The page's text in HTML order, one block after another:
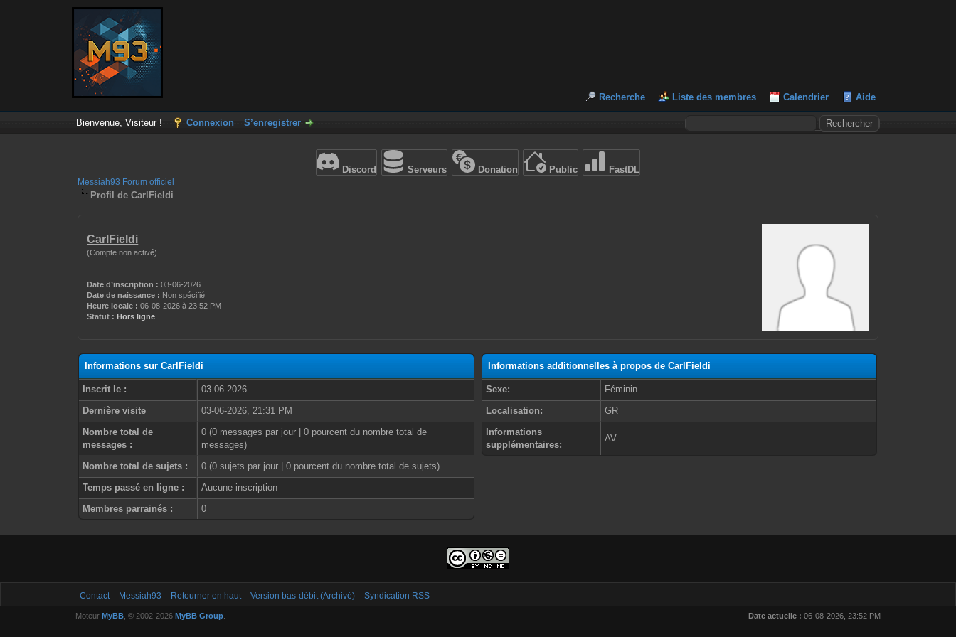
Recherche Liste des membres Calendrier Aide
Bienvenue, Visiteur ! Connexion S’enregistrer
Discord Serveurs Donation Public FastDL
Messiah93 Forum officiel
Profil de CarlFieldi
CarlFieldi
(Compte non activé)
Date d’inscription : 03-06-2026
Date de naissance : Non spécifié
Heure locale : 06-08-2026 à 23:52 PM
Statut : Hors ligne
Informations sur CarlFieldi
Inscrit le :
03-06-2026
Dernière visite
03-06-2026, 21:31 PM
Nombre total de
messages :
0 (0 messages par jour | 0 pourcent du nombre total de
messages)
Nombre total de sujets :
0 (0 sujets par jour | 0 pourcent du nombre total de sujets)
Temps passé en ligne :
Aucune inscription
Membres parrainés :
0
Informations additionnelles à propos de CarlFieldi
Sexe:
Féminin
Localisation:
GR
Informations
supplémentaires:
AV
Contact Messiah93 Retourner en haut Version bas-débit (Archivé) Syndication RSS
Date actuelle : 06-08-2026, 23:52 PM
Moteur MyBB, © 2002-2026 MyBB Group.